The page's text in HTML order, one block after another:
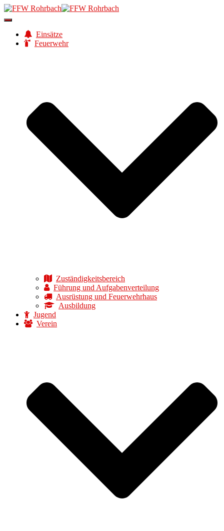
Navigation
umschaltenEinsätze
Feuerwehr
Zuständigkeitsbereich
Führung und Aufgabenverteilung
Ausrüstung und Feuerwehrhaus
Ausbildung
Jugend
Verein